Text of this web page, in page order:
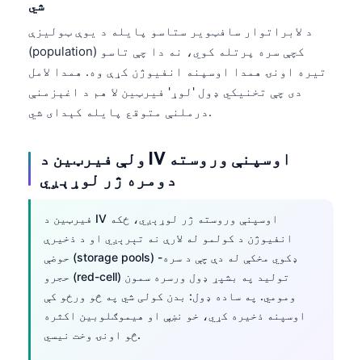
شي
د لابراتوار سافټویر ستاسو پایله د یوې ټولیزې
(population) کچې سره پرتله کوي، نه دا چې تاسو
تیره اونۍ همدا اوسپنه انفیوژن کړې وه. همدا لامل
دی چې تخنیکي ډول 'لوړ' فیرټین لا هم د اغېزمنې
درملنې متوقع پایله کېدای شي.
ولې فیرټین د IV اوسپنې وروسته
دومره ژر لوړېږي
فیرټین د IV اوسپنې وروسته ژر لوړېږي، ځکه
انفیوژن د کولمو له لارې نه تېرېږي او د ذخیرې
حوضې (storage pools) ډکوي مخکې له دې چې د سره-
حجرو (red-cell) تولید په بشپړ ډول ورسره سمون
ومومي. په ساده ډول: بدن کولی شي په څو ورځو کې
اوسپنه ذخیره کړي، خو نښې او هیموګلوبین اکثره
څو اونۍ وخت نیسي.